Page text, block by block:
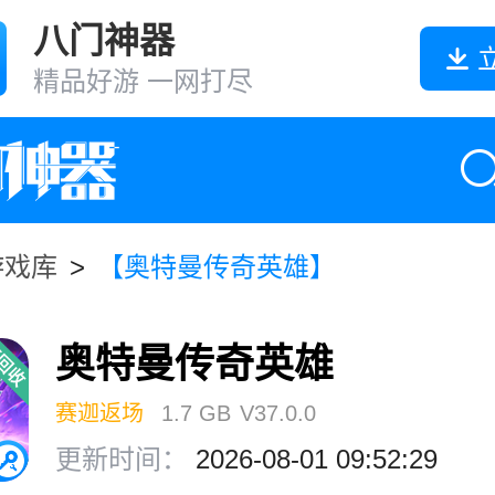
八门神器
精品好游 一网打尽
库 > 【奥特曼传奇英雄】
奥特曼传奇英雄
赛迦返场 1.7 GB V37.0.0
更新时间： 2026-08-01 09:52:29